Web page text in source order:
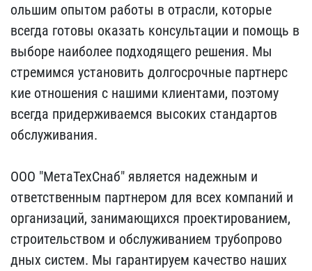
ольшим опытом работы в о​трасли, которые
всегда г​отовы оказать консультац​ии и помощь в
выборе наи​более подходящего решени​я. Мы
стремимся установи​ть долгосрочные партнерс​
кие отношения с нашими к​лиентами, поэтому
всегда​ придерживаемся высоких ​стандартов
обслуживания.​
ООО "МетаТехСнаб" явля​ется надежным и
ответств​енным партнером для всех​ компаний и
организаций,​ занимающихся проектиров​анием,
строительством и ​обслуживанием трубопрово​
дных систем. Мы гарантир​уем качество наших